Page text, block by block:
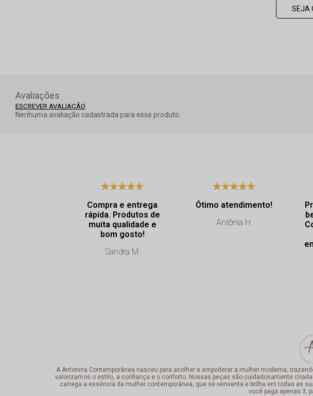
SEJA
Avaliações
ESCREVER AVALIAÇÃO
Nenhuma avaliação cadastrada para esse produto.
Compra e entrega
rápida. Produtos de
muita qualidade e
bom gosto!
Sandra M.
Ótimo atendimento!
Antônia H.
A Antonina Contemporânea nasceu para acolher e empoderar a mulher moderna,
valorizamos o estilo, a confiança e o conforto. Nossas peças são cuidadosamente
carrega a essência da mulher contemporânea, que se reinventa e brilha em todas as
você paga apenas 3,